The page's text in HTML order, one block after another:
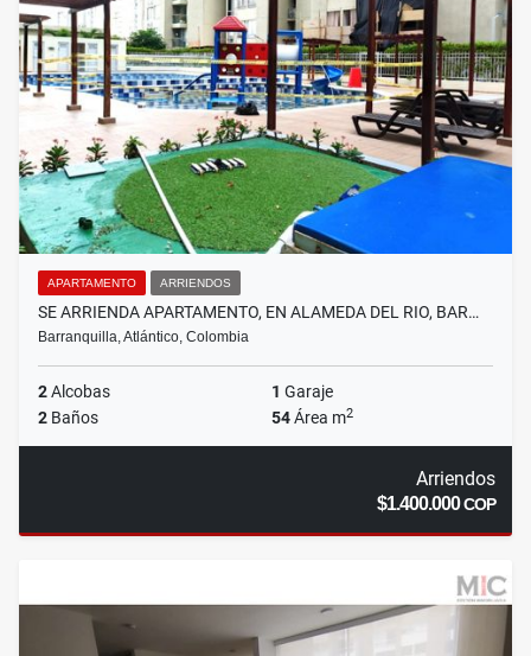
APARTAMENTO ARRIENDOS
SE ARRIENDA APARTAMENTO, EN ALAMEDA DEL RIO, BAR…
Barranquilla, Atlántico, Colombia
2Alcobas 1 Garaje
2 Baños 54Área m2
Arriendos
$1.400.000COP